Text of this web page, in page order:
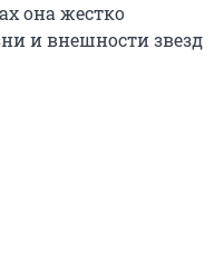
она жестко
и внешности звезд